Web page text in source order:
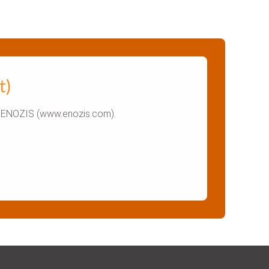
(www.enozis.com).